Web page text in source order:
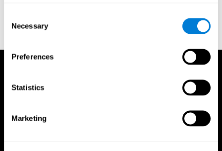
Selection
Necessary
Preferences
Statistics
Marketing
Organization Test: Reliability and Validity. Applied
neuropsychology, 11(2), 99-102.
https://doi.org/10.1207/s15324826an1102_5